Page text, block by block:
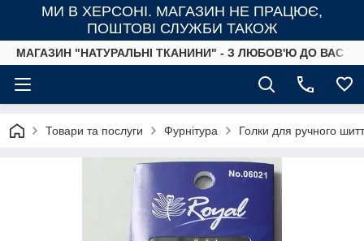
МИ В ХЕРСОНІ. МАГАЗИН НЕ ПРАЦЮЄ,
ПОШТОВІ СЛУЖБИ ТАКОЖ
МАГАЗИН "НАТУРАЛЬНІ ТКАНИНИ" - З ЛЮБОВ'Ю ДО ВАС
Товари та послуги Фурнітура Голки для ручного